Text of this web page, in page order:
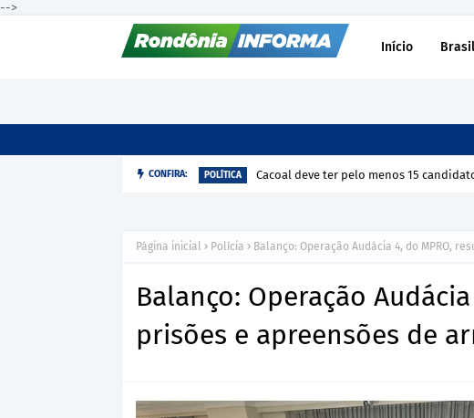
-->
Início Brasil
CONFIRA: POLÍTICA Cacoal deve ter pelo menos 15
Página inicial Polícia Balanço: Operação Audácia 4, do MPRO,
Balanço: Operação
prisões e apreensões de